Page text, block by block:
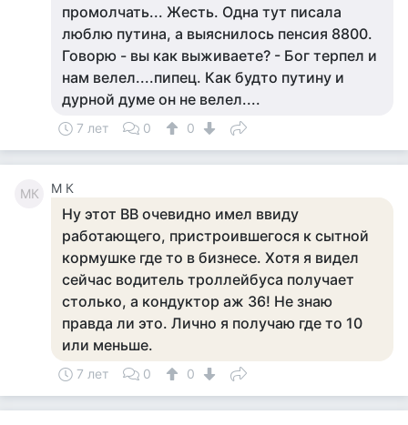
промолчать... Жесть. Одна тут писала
люблю путина, а выяснилось пенсия 8800.
Говорю - вы как выживаете? - Бог терпел и
нам велел....пипец. Как будто путину и
дурной думе он не велел....
7 лет 0 0
MК M К
Ну этот ВВ очевидно имел ввиду
работающего, пристроившегося к сытной
кормушке где то в бизнесе. Хотя я видел
сейчас водитель троллейбуса получает
столько, а кондуктор аж 36! Не знаю
правда ли это. Лично я получаю где то 10
или меньше.
7 лет 0 0